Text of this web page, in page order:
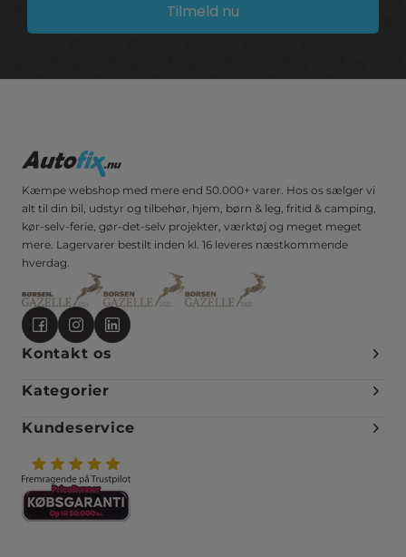
Tilmeld nu
Kæmpe webshop med mere end 50.000+ varer. Hos os sælger vi
alt til din bil, udstyr og tilbehør, hjem, børn & leg, fritid & camping,
kør-selv-ferie, gør-det-selv projekter, værktøj og meget meget
mere. Lagervarer bestilt inden kl. 16 leveres næstkommende
hverdag.
Kontakt os
Kategorier
Kundeservice